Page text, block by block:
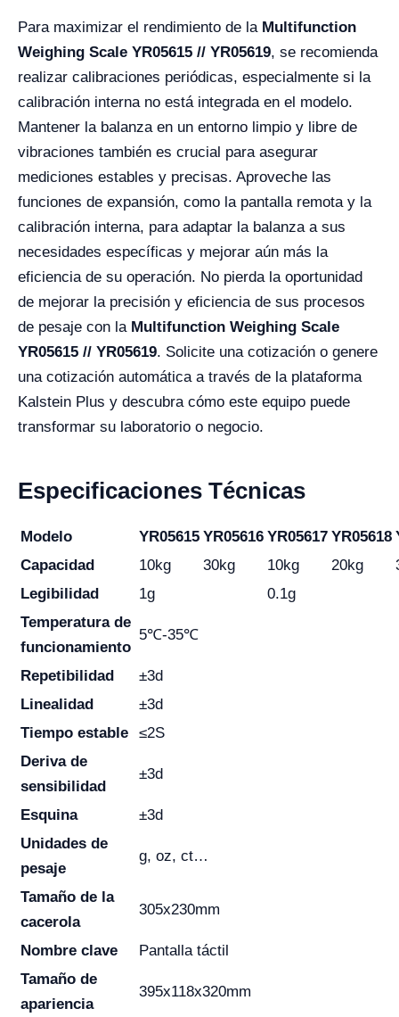
Para maximizar el rendimiento de la Multifunction
Weighing Scale YR05615 // YR05619, se recomienda
realizar calibraciones periódicas, especialmente si la
calibración interna no está integrada en el modelo.
Mantener la balanza en un entorno limpio y libre de
vibraciones también es crucial para asegurar
mediciones estables y precisas. Aproveche las
funciones de expansión, como la pantalla remota y la
calibración interna, para adaptar la balanza a sus
necesidades específicas y mejorar aún más la
eficiencia de su operación. No pierda la oportunidad
de mejorar la precisión y eficiencia de sus procesos
de pesaje con la Multifunction Weighing Scale
YR05615 // YR05619. Solicite una cotización o genere
una cotización automática a través de la plataforma
Kalstein Plus y descubra cómo este equipo puede
transformar su laboratorio o negocio.
Especificaciones Técnicas
Modelo YR05615 YR05616 YR05617 YR05618
Capacidad
10kg 30kg 10kg 20kg
Legibilidad
1g
0.1g
Temperatura de
funcionamiento
5℃-35℃
Repetibilidad
±3d
Linealidad
±3d
Tiempo estable
≤2S
Deriva de
sensibilidad
±3d
Esquina
±3d
Unidades de
pesaje
g, oz, ct…
Tamaño de la
cacerola
305x230mm
Nombre clave
Pantalla táctil
Tamaño de
apariencia
395x118x320mm